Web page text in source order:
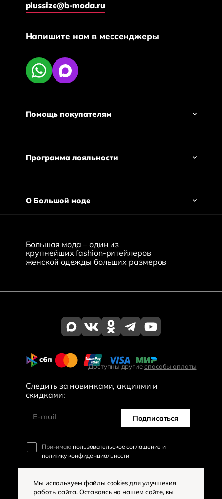
Мы используем файлы cookies для улучшения
работы сайта. Оставаясь на нашем сайте, вы
plussize@b-moda.ru
Напишите нам в мессенджеры
Помощь покупателям
Программа лояльности
О Большой моде
Большая мода – один из
крупнейших fashion-ритейлеров
женской одежды больших размеров
Следить за новинками, акциями и
скидками:
Подписаться
Принимаю пользовательское соглашение и
политику конфиденциальности
Доступны другиеспособы оплаты